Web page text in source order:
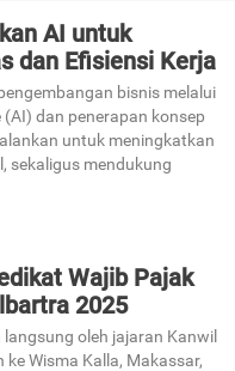
AI untuk
dan Efisiensi Kerja
bisnis melalui
dan penerapan konsep
untuk meningkatkan
sekaligus mendukung
Wajib Pajak
2025
oleh jajaran Kanwil
Wisma Kalla, Makassar,